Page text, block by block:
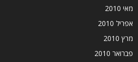
מאי 2010
אפריל 2010
מרץ 2010
פברואר 2010